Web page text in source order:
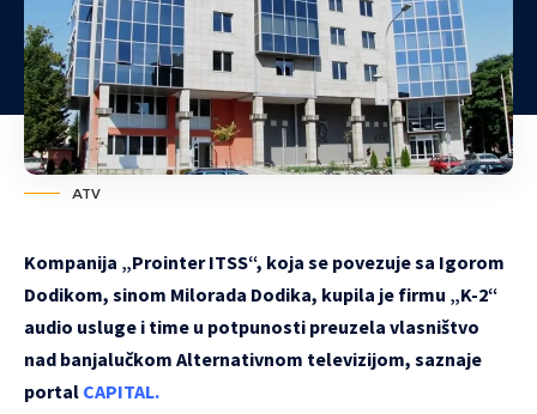
ATV
Kompanija „Prointer ITSS“, koja se povezuje sa Igorom
Dodikom, sinom Milorada Dodika, kupila je firmu „K-2“
audio usluge i time u potpunosti preuzela vlasništvo
nad banjalučkom Alternativnom televizijom, saznaje
portal CAPITAL.